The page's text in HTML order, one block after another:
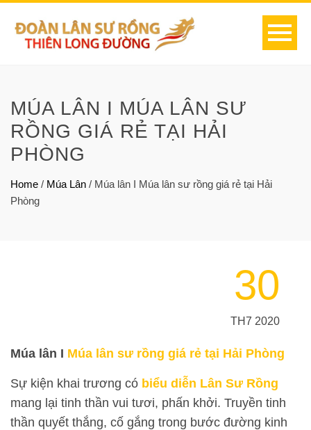
MÚA LÂN I MÚA LÂN SƯ
RỒNG GIÁ RẺ TẠI HẢI
PHÒNG
Home / Múa Lân / Múa lân I Múa lân sư rồng giá rẻ tại Hải
Phòng
30
TH7 2020
Múa lân I Múa lân sư rồng giá rẻ tại Hải Phòng
Sự kiện khai trương có biểu diễn Lân Sư Rồng
mang lại tinh thần vui tươi, phấn khởi. Truyền tinh
thần quyết thắng, cố gắng trong bước đường kinh